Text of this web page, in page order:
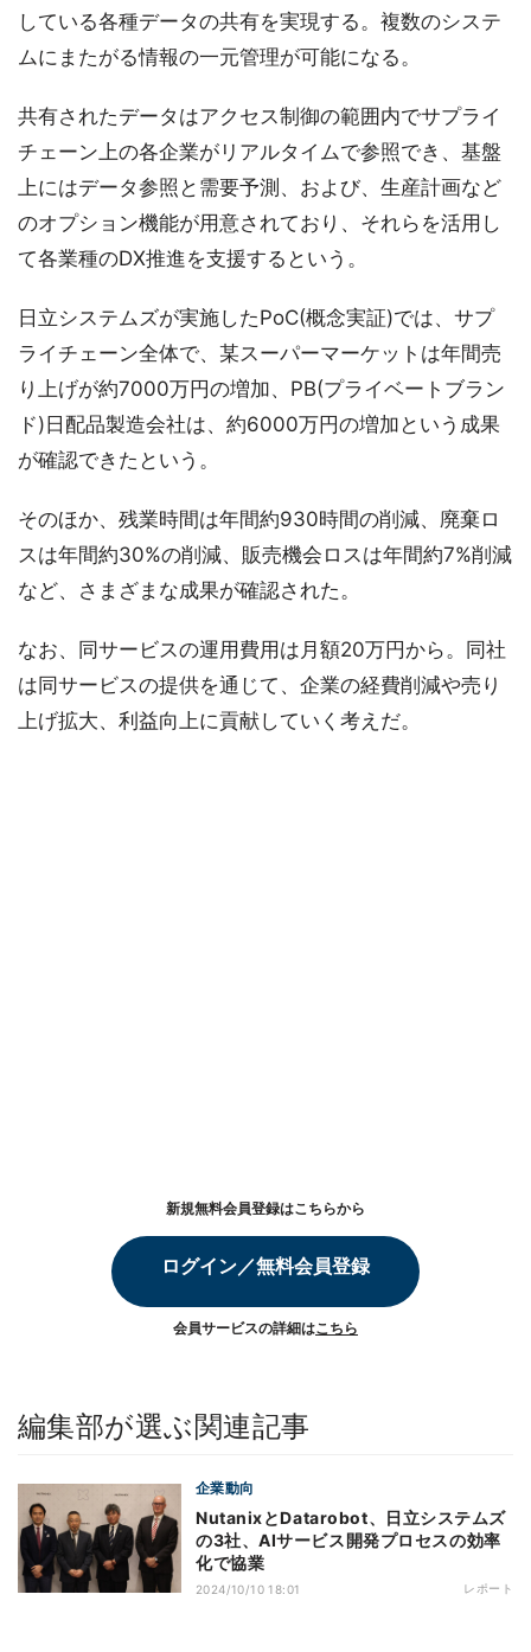
している各種データの共有を実現する。複数のシステ
ムにまたがる情報の一元管理が可能になる。
共有されたデータはアクセス制御の範囲内でサプライ
チェーン上の各企業がリアルタイムで参照でき、基盤
上にはデータ参照と需要予測、および、生産計画など
のオプション機能が用意されており、それらを活用し
て各業種のDX推進を支援するという。
日立システムズが実施したPoC(概念実証)では、サプ
ライチェーン全体で、某スーパーマーケットは年間売
り上げが約7000万円の増加、PB(プライベートブラン
ド)日配品製造会社は、約6000万円の増加という成果
が確認できたという。
そのほか、残業時間は年間約930時間の削減、廃棄ロ
スは年間約30%の削減、販売機会ロスは年間約7%削減
など、さまざまな成果が確認された。
なお、同サービスの運用費用は月額20万円から。同社
は同サービスの提供を通じて、企業の経費削減や売り
上げ拡大、利益向上に貢献していく考えだ。
新規無料会員登録はこちらから
ログイン／無料会員登録
会員サービスの詳細はこちら
編集部が選ぶ関連記事
企業動向
NutanixとDatarobot、日立システムズ
の3社、AIサービス開発プロセスの効率
化で協業
2024/10/10 18:01 レポート